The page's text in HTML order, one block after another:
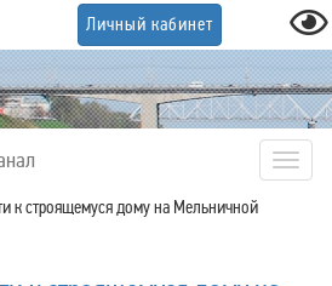
Личный кабинет
к строящемуся дому на Мельничной